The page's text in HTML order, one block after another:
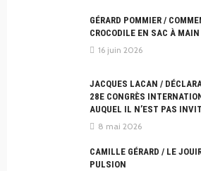
GÉRARD POMMIER /
CROCODILE EN SAC À MAIN
16 juin 2026
JACQUES LACAN /
28E CONGRÈS
AUQUEL IL N’EST PAS
8 mai 2026
CAMILLE GÉRARD / LE
PULSION